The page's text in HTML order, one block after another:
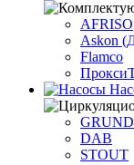
AFRISO
Askon
Flamco
DAB
STOUT